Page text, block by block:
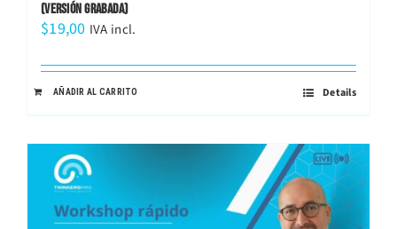
(VERSIÓN GRABADA)
$19,00 IVA incl.
AÑADIR AL CARRITO Details